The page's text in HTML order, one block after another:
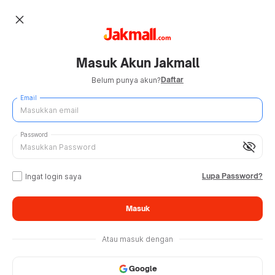
close
Masuk Akun Jakmall
Belum punya akun?Daftar
Email
visibility_off
Password
Ingat login saya Lupa Password?
Masuk
Atau masuk dengan
Google